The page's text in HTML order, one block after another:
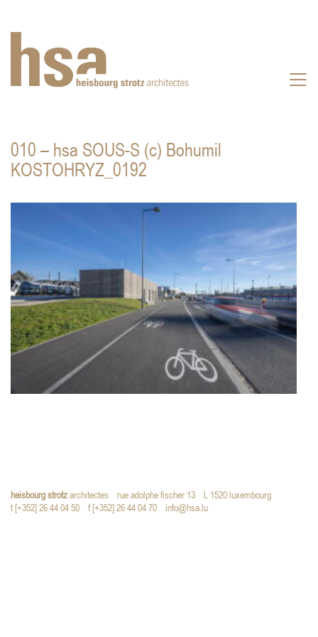
010 – hsa SOUS-S (c) Bohumil
KOSTOHRYZ_0192
heisbourg strotz architectes rue adolphe fischer 13
L 1520 luxembourg
t [+352] 26 44 04 50
f [+352] 26 44 04 70 info@hsa.lu